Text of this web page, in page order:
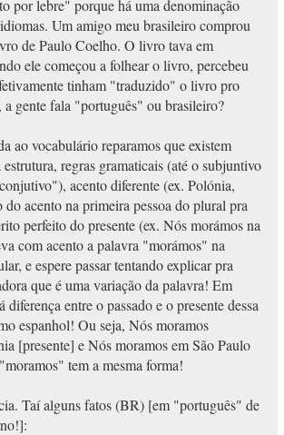
por lebre" porque há uma denominação
Um amigo meu brasileiro comprou
de Paulo Coelho. O livro tava em
ele começou a folhear o livro, percebeu
tinham "traduzido" o livro pro
gente fala "português" ou brasileiro?
ao vocabulário reparamos que existem
estrutura, regras gramaticais (até o subjuntivo
acento diferente (ex. Polónia,
acento na primeira pessoa do plural pra
perfeito do presente (ex. Nós morámos na
com acento a palavra "morámos" na
e espere passar tentando explicar pra
que é uma variação da palavra! Em
entre o passado e o presente dessa
espanhol! Ou seja, Nós moramos
[presente] e Nós moramos em São Paulo
tem a mesma forma!
Taí alguns fatos (BR) [em "português" de